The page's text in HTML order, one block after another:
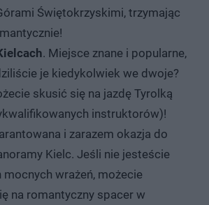
Świętokrzyskimi, trzymając
. Miejsce znane i popularne,
je kiedykolwiek we dwoje?
skusić się na jazdę Tyrolką
instruktorów)!
i zarazem okazja do
Kielc. Jeśli nie jesteście
mocnych wrażeń, możecie
na romantyczny spacer w